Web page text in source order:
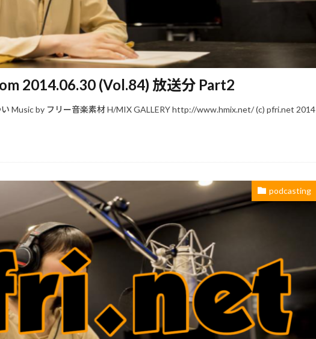
2014.06.30 (Vol.84) 放送分 Part2
Music by フリー音楽素材 H/MIX GALLERY http://www.hmix.net/ (c) pfri.net 2014
podcasting